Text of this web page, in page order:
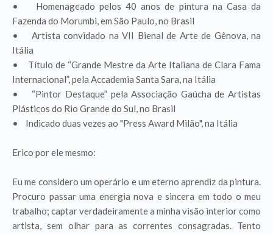
• Homenageado pelos 40 anos de pintura na Casa da
Fazenda do Morumbi, em São Paulo, no Brasil
• Artista convidado na VII Bienal de Arte de Gênova, na
Itália
• Título de “Grande Mestre da Arte Italiana de Clara Fama
Internacional”, pela Accademia Santa Sara, na Itália
• “Pintor Destaque” pela Associação Gaúcha de Artistas
Plásticos do Rio Grande do Sul, no Brasil
• Indicado duas vezes ao "Press Award Milão", na Itália
Erico por ele mesmo:
Eu me considero um operário e um eterno aprendiz da pintura.
Procuro passar uma energia nova e sincera em todo o meu
trabalho; captar verdadeiramente a minha visão interior como
artista, sem olhar para as correntes consagradas. Tento